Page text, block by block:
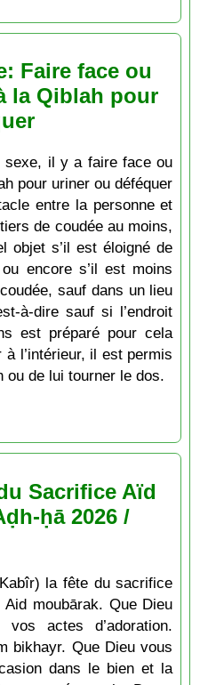
Faire face ou
la Qiblah pour
sexe, il y a faire face ou
pour uriner ou déféquer
entre la personne et
de coudée au moins,
objet s’il est éloigné de
encore s’il est moins
sauf dans un lieu
à-dire sauf si l’endroit
est préparé pour cela
l’intérieur, il est permis
ou de lui tourner le dos.
Sacrifice Aïd
ḥā 2026 /
la fête du sacrifice
moubārak. Que Dieu
actes d’adoration.
bikhayr. Que Dieu vous
dans le bien et la